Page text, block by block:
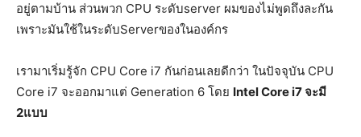
อยู่ตามบ้าน ส่วนพวก CPU ระดับserver ผมของไม่พูดถึงละกัน
เพราะมันใช้ในระดับServerของในองค์กร
เรามาเริ่มรู้จัก CPU Core i7 กันก่อนเลยดีกว่า ในปัจจุบัน CPU
Core i7 จะออกมาแต่ Generation 6 โดย Intel Core i7 จะมี
2แบบ